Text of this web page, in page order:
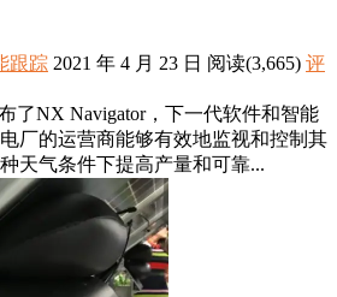
跟踪 2021 年 4 月 23 日 阅读(3,665) 评
了NX Navigator，下一代软件和智能
厂的运营商能够有效地监视和控制其
天气条件下提高产量和可靠...